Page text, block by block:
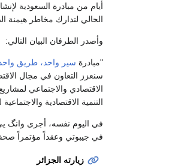
أيام من مبادرة السعودية
الحالي لتدارك مخاطر هيمنة
وأصدر الطرفان البيان التالي:
"مبادرة سير واحد، طريق واحد
سنعزز التعاون في مجال
الاقتصادي والاجتماعي
التنمية الاقتصادية
في اليوم نفسه، أجرى وانگ
في جيبوتي وعقداً مؤتمراً
زيارته الجزائر